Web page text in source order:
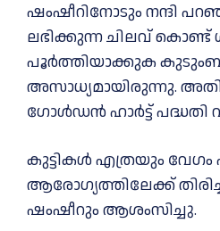
ഷംഷീറിനോടും നന്ദി
ലഭിക്കുന്ന ചിലവ് കൊണ്ട്
പൂർത്തിയാക്കുക
അസാധ്യമായിരുന്നു.
ഗോൾഡൻ ഹാർട്ട് പദ്ധതി
കുട്ടികൾ എത്രയും
ആരോഗ്യത്തിലേക്ക്
ഷംഷീറും ആശംസിച്ചു.